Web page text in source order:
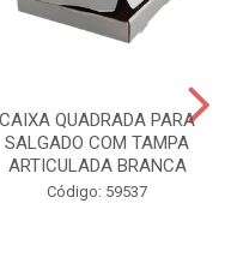
CAIXA QUADRADA PARA
SALGADO COM TAMPA
ARTICULADA BRANCA
Código: 59537